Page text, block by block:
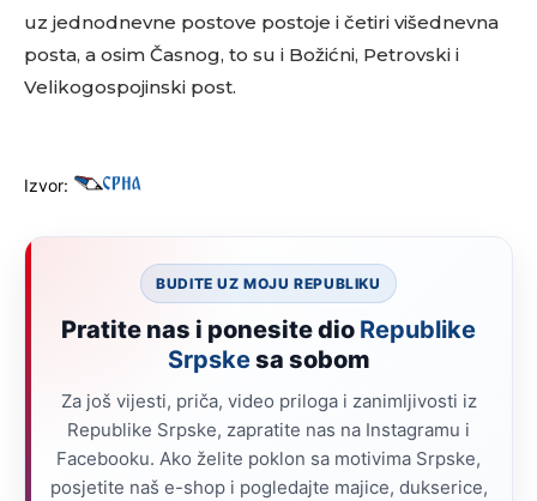
uz jednodnevne postove postoje i četiri višednevna
posta, a osim Časnog, to su i Božićni, Petrovski i
Velikogospojinski post.
Izvor:
BUDITE UZ MOJU REPUBLIKU
Pratite nas i ponesite dio Republike
Srpskesa sobom
Za još vijesti, priča, video priloga i zanimljivosti iz
Republike Srpske, zapratite nas na Instagramu i
Facebooku. Ako želite poklon sa motivima Srpske,
posjetite naš e-shop i pogledajte majice, dukserice,